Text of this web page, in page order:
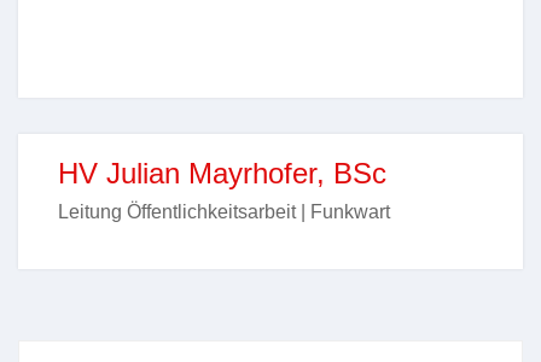
HV Julian Mayrhofer, BSc
Leitung Öffentlichkeitsarbeit | Funkwart